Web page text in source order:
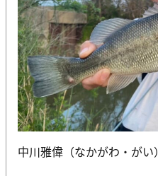
中川雅偉（なかがわ・がい）